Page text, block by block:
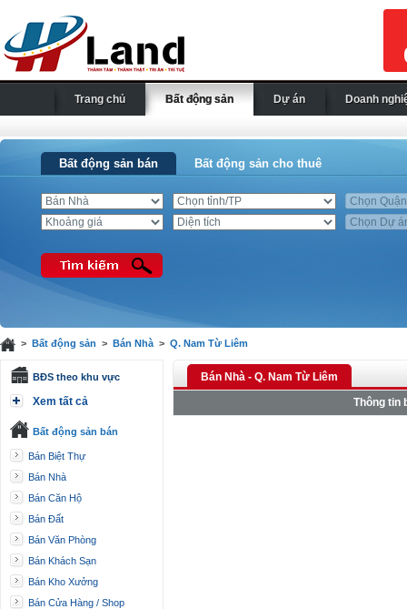
Trang chủ Bất động sản Dự án Doanh
Bất động sản bán Bất động sản cho thuê
> Bất động sản > Bán Nhà> Q. Nam Từ Liêm
BĐS theo khu vực
Xem tất cả
Bất động sản bán
Bán Biệt Thự
Bán Nhà
Bán Căn Hộ
Bán Đất
Bán Văn Phòng
Bán Khách Sạn
Bán Kho Xưởng
Bán Cửa Hàng / Shop
Bán Nhà - Q. Nam Từ Liêm
Thông tin